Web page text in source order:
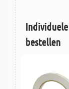
bestellen